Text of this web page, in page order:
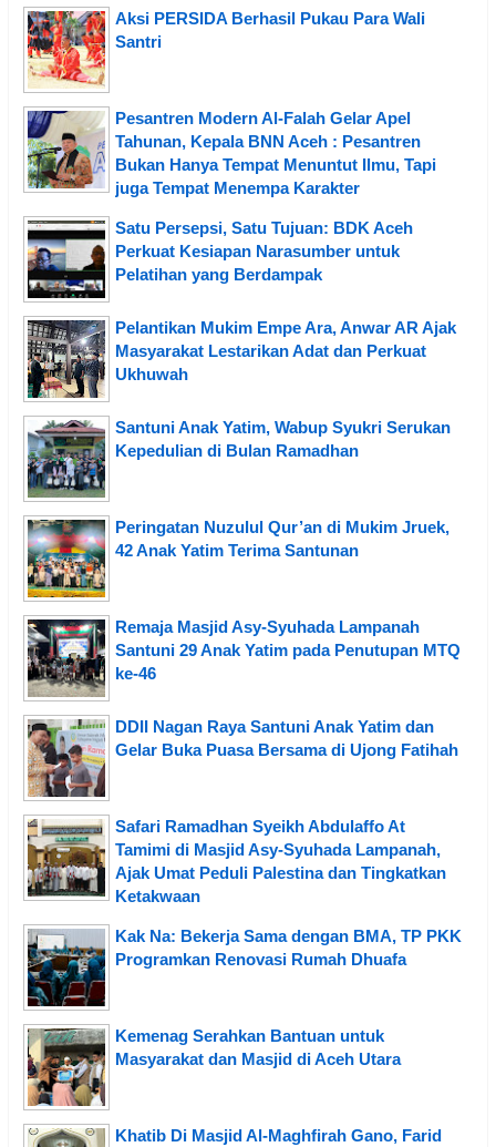
Aksi PERSIDA Berhasil Pukau Para Wali
Santri
Pesantren Modern Al-Falah Gelar Apel
Tahunan, Kepala BNN Aceh : Pesantren
Bukan Hanya Tempat Menuntut Ilmu, Tapi
juga Tempat Menempa Karakter
Satu Persepsi, Satu Tujuan: BDK Aceh
Perkuat Kesiapan Narasumber untuk
Pelatihan yang Berdampak
Pelantikan Mukim Empe Ara, Anwar AR Ajak
Masyarakat Lestarikan Adat dan Perkuat
Ukhuwah
Santuni Anak Yatim, Wabup Syukri Serukan
Kepedulian di Bulan Ramadhan
Peringatan Nuzulul Qur’an di Mukim Jruek,
42 Anak Yatim Terima Santunan
Remaja Masjid Asy-Syuhada Lampanah
Santuni 29 Anak Yatim pada Penutupan MTQ
ke-46
DDII Nagan Raya Santuni Anak Yatim dan
Gelar Buka Puasa Bersama di Ujong Fatihah
Safari Ramadhan Syeikh Abdulaffo At
Tamimi di Masjid Asy-Syuhada Lampanah,
Ajak Umat Peduli Palestina dan Tingkatkan
Ketakwaan
Kak Na: Bekerja Sama dengan BMA, TP PKK
Programkan Renovasi Rumah Dhuafa
Kemenag Serahkan Bantuan untuk
Masyarakat dan Masjid di Aceh Utara
Khatib Di Masjid Al-Maghfirah Gano, Farid